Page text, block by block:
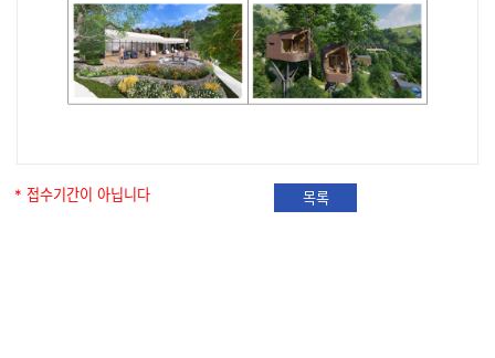
* 접수기간이 아닙니다 목록